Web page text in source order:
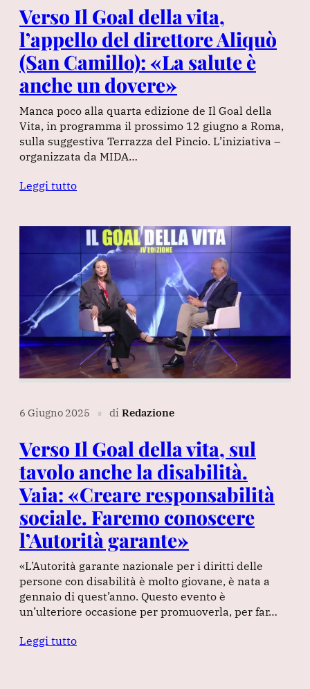
Verso Il Goal della vita,
l’appello del direttore Aliquò
(San Camillo): «La salute è
anche un dovere»
Manca poco alla quarta edizione de Il Goal della
Vita, in programma il prossimo 12 giugno a Roma,
sulla suggestiva Terrazza del Pincio. L’iniziativa –
organizzata da MIDA…
Leggi tutto
6 Giugno 2025 ∎ di Redazione
Verso Il Goal della vita, sul
tavolo anche la disabilità.
Vaia: «Creare responsabilità
sociale. Faremo conoscere
l’Autorità garante»
«L’Autorità garante nazionale per i diritti delle
persone con disabilità è molto giovane, è nata a
gennaio di quest’anno. Questo evento è
un’ulteriore occasione per promuoverla, per far…
Leggi tutto